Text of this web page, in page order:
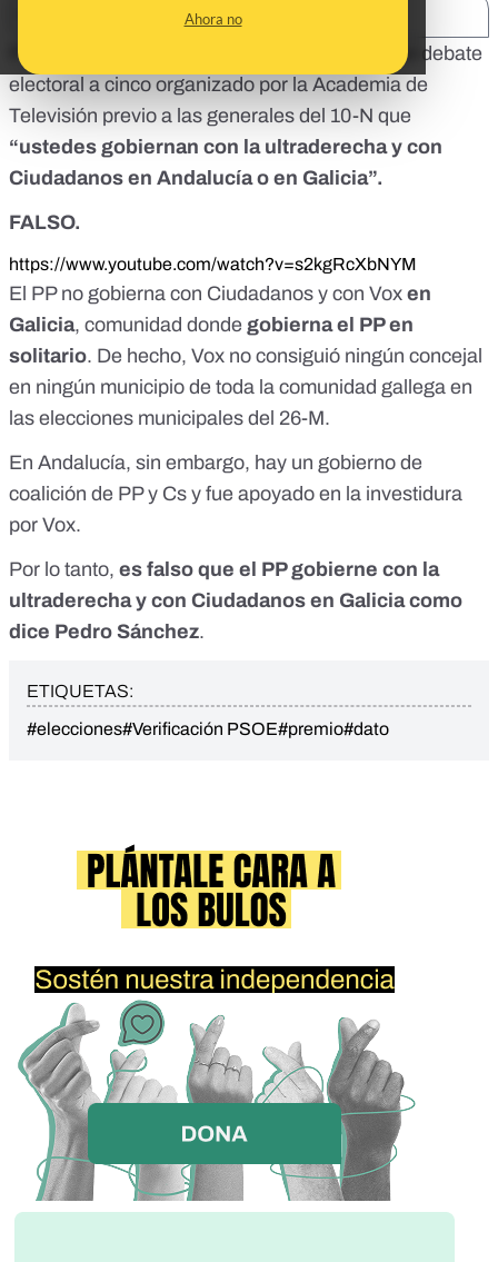
Ahora no
Pedro Sánchez dijo a Pablo Casado durante el debate
electoral a cinco organizado por la Academia de
Televisión previo a las generales del 10-N que
“ustedes gobiernan con la ultraderecha y con
Ciudadanos en Andalucía o en Galicia”.
FALSO.
https://www.youtube.com/watch?v=s2kgRcXbNYM
El PP no gobierna con Ciudadanos y con Vox en
Galicia, comunidad donde gobierna el PP en
solitario. De hecho, Vox no consiguió ningún concejal
en ningún municipio de toda la comunidad gallega en
las elecciones municipales del 26-M.
En Andalucía, sin embargo, hay un gobierno de
coalición de PP y Cs y fue apoyado en la investidura
por Vox.
Por lo tanto, es falso que el PP gobierne con la
ultraderecha y con Ciudadanos en Galicia como
dice Pedro Sánchez.
ETIQUETAS:
#elecciones#Verificación PSOE#premio#dato